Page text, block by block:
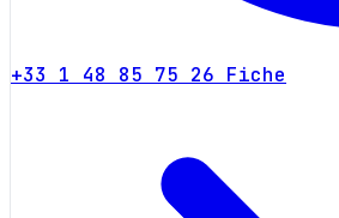
+33 1 48 85 75 26 Fiche